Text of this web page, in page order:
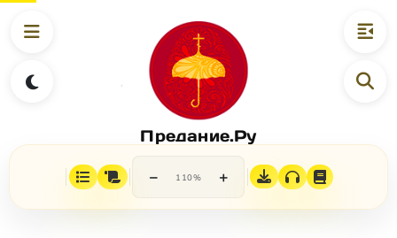
Предание.Ру
− 110% +